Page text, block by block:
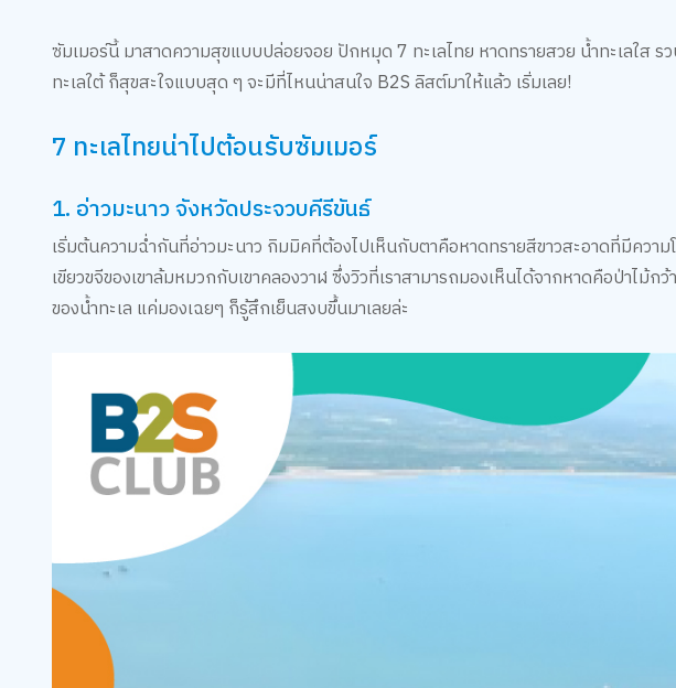
ซัมเมอร์นี้ มาสาดความสุขแบบปล่อยจอย ปักหมุด 7 ทะเลไทย หาดทรายสวย น้ำทะเลใส ร
ทะเลใต้ ก็สุขสะใจแบบสุด ๆ จะมีที่ไหนน่าสนใจ B2S ลิสต์มาให้แล้ว เริ่มเลย!
7 ทะเลไทยน่าไปต้อนรับซัมเมอร์
1. อ่าวมะนาว จังหวัดประจวบคีรีขันธ์
เริ่มต้นความฉ่ำกันที่อ่าวมะนาว กิมมิคที่ต้องไปเห็นกับตาคือหาดทรายสีขาวสะอาดที่มีควา
เขียวขจีของเขาล้มหมวกกับเขาคลองวาฬ ซึ่งวิวที่่เราสามารถมองเห็นได้จากหาดคือป่าไ
ของน้ำทะเล แค่มองเฉยๆ ก็รู้สึกเย็นสงบขึ้นมาเลยล่ะ